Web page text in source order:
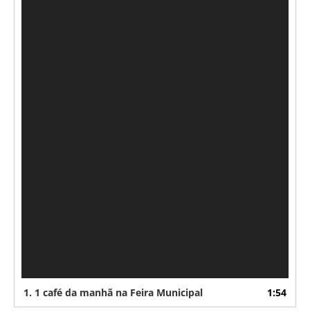
1. 1 café da manhã na Feira Municipal 1:54